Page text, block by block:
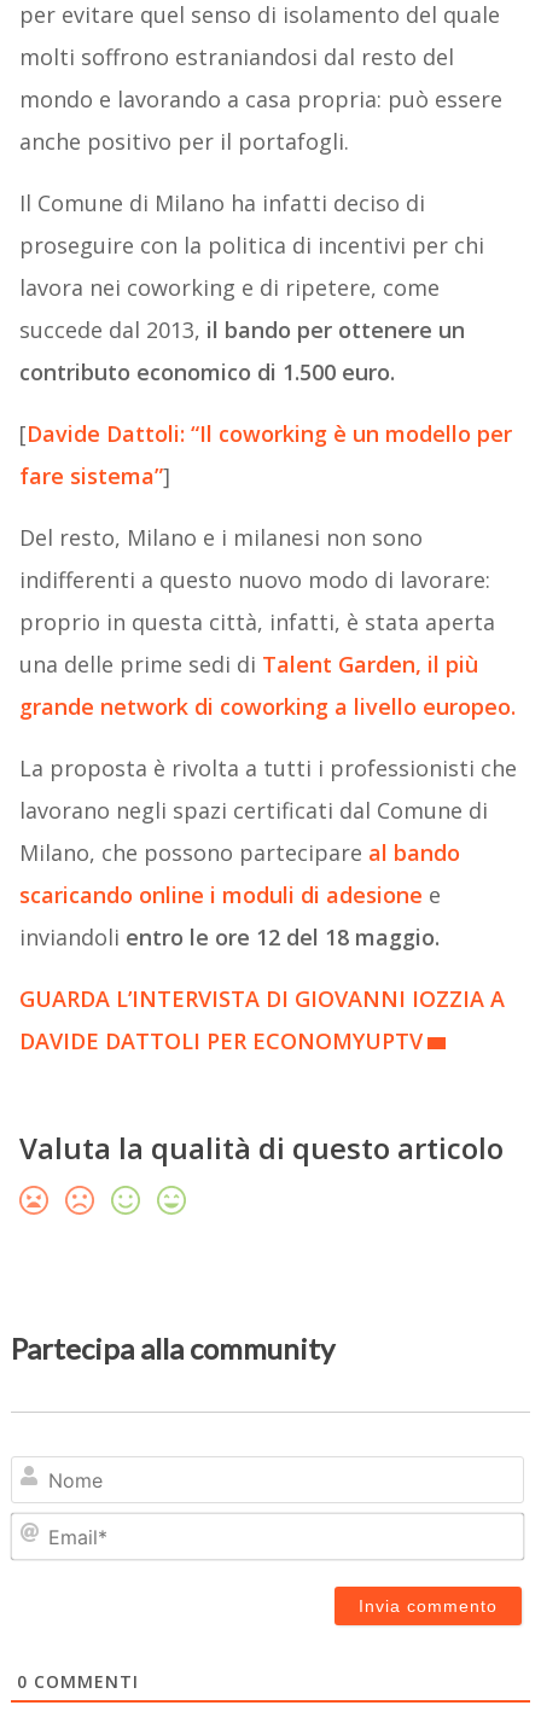
per evitare quel senso di isolamento del quale
molti soffrono estraniandosi dal resto del
mondo e lavorando a casa propria: può essere
anche positivo per il portafogli.
Il Comune di Milano ha infatti deciso di
proseguire con la politica di incentivi per chi
lavora nei coworking e di ripetere, come
succede dal 2013, il bando per ottenere un
contributo economico di 1.500 euro.
[Davide Dattoli: “Il coworking è un modello per
fare sistema”]
Del resto, Milano e i milanesi non sono
indifferenti a questo nuovo modo di lavorare:
proprio in questa città, infatti, è stata aperta
una delle prime sedi di Talent Garden, il più
grande network di coworking a livello europeo.
La proposta è rivolta a tutti i professionisti che
lavorano negli spazi certificati dal Comune di
Milano, che possono partecipare al bando
scaricando online i moduli di adesione e
inviandoli entro le ore 12 del 18 maggio.
GUARDA L’INTERVISTA DI GIOVANNI IOZZIA A
DAVIDE DATTOLI PER ECONOMYUPTV
Valuta la qualità di questo articolo
Partecipa alla community
0 COMMENTI